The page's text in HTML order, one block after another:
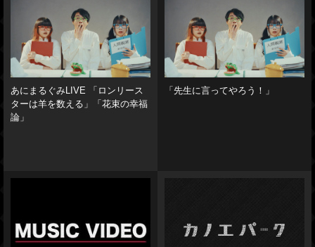
あにまるぐみLIVE 「ロンリース
ターは羊を数える」「花束の幸福
論」
「先生に言ってやろう！」